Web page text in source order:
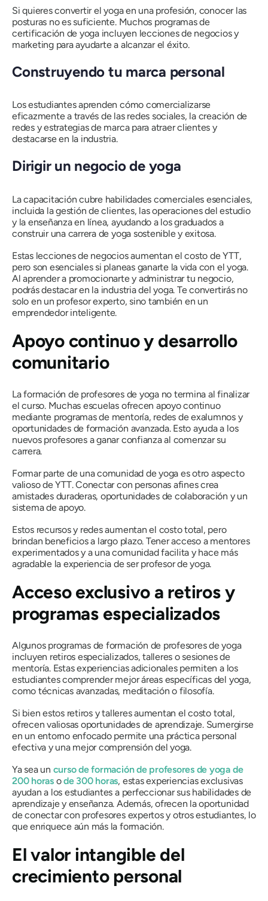
Si quieres convertir el yoga en una profesión, conocer las
posturas no es suficiente. Muchos programas de
certificación de yoga incluyen lecciones de negocios y
marketing para ayudarte a alcanzar el éxito.
Construyendo tu marca personal
Los estudiantes aprenden cómo comercializarse
eficazmente a través de las redes sociales, la creación de
redes y estrategias de marca para atraer clientes y
destacarse en la industria.
Dirigir un negocio de yoga
La capacitación cubre habilidades comerciales esenciales,
incluida la gestión de clientes, las operaciones del estudio
y la enseñanza en línea, ayudando a los graduados a
construir una carrera de yoga sostenible y exitosa.
Estas lecciones de negocios aumentan el costo de YTT,
pero son esenciales si planeas ganarte la vida con el yoga.
Al aprender a promocionarte y administrar tu negocio,
podrás destacar en la industria del yoga. Te convertirás no
solo en un profesor experto, sino también en un
emprendedor inteligente.
Apoyo continuo y desarrollo
comunitario
La formación de profesores de yoga no termina al finalizar
el curso. Muchas escuelas ofrecen apoyo continuo
mediante programas de mentoría, redes de exalumnos y
oportunidades de formación avanzada. Esto ayuda a los
nuevos profesores a ganar confianza al comenzar su
carrera.
Formar parte de una comunidad de yoga es otro aspecto
valioso de YTT. Conectar con personas afines crea
amistades duraderas, oportunidades de colaboración y un
sistema de apoyo.
Estos recursos y redes aumentan el costo total, pero
brindan beneficios a largo plazo. Tener acceso a mentores
experimentados y a una comunidad facilita y hace más
agradable la experiencia de ser profesor de yoga.
Acceso exclusivo a retiros y
programas especializados
Algunos programas de formación de profesores de yoga
incluyen retiros especializados, talleres o sesiones de
mentoría. Estas experiencias adicionales permiten a los
estudiantes comprender mejor áreas específicas del yoga,
como técnicas avanzadas, meditación o filosofía.
Si bien estos retiros y talleres aumentan el costo total,
ofrecen valiosas oportunidades de aprendizaje. Sumergirse
en un entorno enfocado permite una práctica personal
efectiva y una mejor comprensión del yoga.
Ya sea un curso de formación de profesores de yoga de
200 horasode 300 horas, estas experiencias exclusivas
ayudan a los estudiantes a perfeccionar sus habilidades de
aprendizaje y enseñanza. Además, ofrecen la oportunidad
de conectar con profesores expertos y otros estudiantes, lo
que enriquece aún más la formación.
El valor intangible del
crecimiento personal